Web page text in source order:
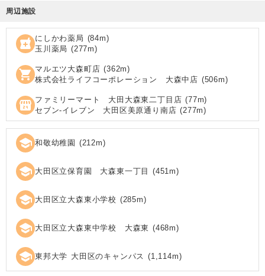
周辺施設
local_pharmacy にしかわ薬局 (84m)
玉川薬局 (277m)
shopping_cart マルエツ大森町店 (362m)
株式会社ライフコーポレーション 大森中店 (506m)
local_convenience_store ファミリーマート 大田大森東二丁目店 (77m)
セブン‐イレブン 大田区美原通り南店 (277m)
school 和敬幼稚園 (212m)
school 大田区立保育園 大森東一丁目 (451m)
school 大田区立大森東小学校 (285m)
school 大田区立大森東中学校 大森東 (468m)
school 東邦大学 大田区のキャンパス (1,114m)